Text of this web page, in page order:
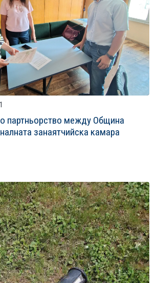
партньорство между Община
занаятчийска камара